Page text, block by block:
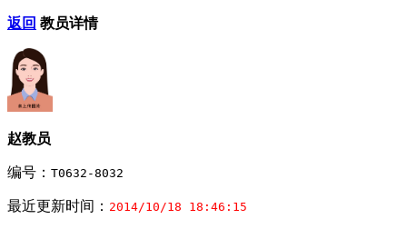
返回 教员详情
赵教员
编号： T0632-8032
最近更新时间： 2014/10/18 18:46:15